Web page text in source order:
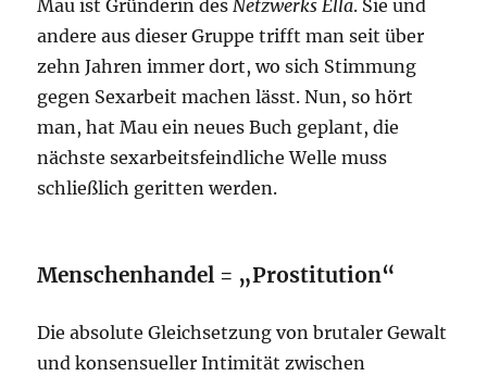
Mau ist Gründerin desNetzwerks Ella. Sie und
andere aus dieser Gruppe trifft man seit über
zehn Jahren immer dort, wo sich Stimmung
gegen Sexarbeit machen lässt. Nun, so hört
man, hat Mau ein neues Buch geplant, die
nächste sexarbeitsfeindliche Welle muss
schließlich geritten werden.
Menschenhandel = „Prostitution“
Die absolute Gleichsetzung von brutaler Gewalt
und konsensueller Intimität zwischen